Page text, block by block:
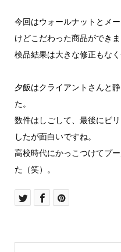
今回はウォールナットとメ
けどこだわった商品ができま
検品結果は大きな修正もなく
夕飯はクライアントさんと
た。
数件はしごして、最後にビ
したが面白いですね。
高校時代にかっこつけてプ
た（笑）。